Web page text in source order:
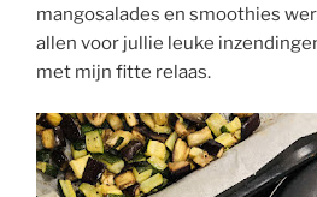
mangosalades en smoothies
allen voor jullie leuke
met mijn fitte relaas.